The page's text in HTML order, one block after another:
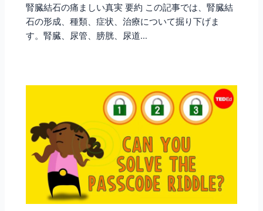
腎臓結石の痛ましい真実 要約 この記事では、腎臓結
石の形成、種類、症状、治療について掘り下げま
す。腎臓、尿管、膀胱、尿道…